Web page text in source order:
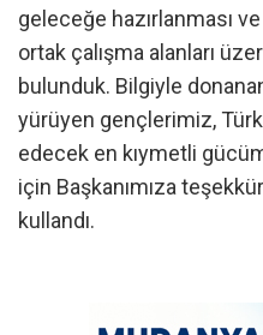
geleceğe hazırlanması ve
ortak çalışma alanları
bulunduk. Bilgiyle
yürüyen gençlerimiz,
edecek en kıymetli
için Başkanımıza
kullandı.